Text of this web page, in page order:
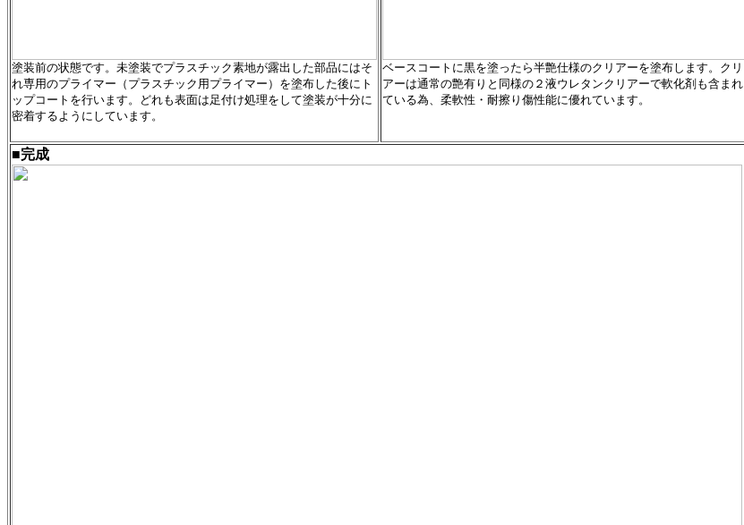
塗装前の状態です。未塗装でプラスチック素地が露出した部品にはそ
れ専用のプライマー（プラスチック用プライマー）を塗布した後にト
ップコートを行います。どれも表面は足付け処理をして塗装が十分に
密着するようにしています。
ベースコートに黒を塗ったら半艶仕様のクリアーを塗布します。クリ
アーは通常の艶有りと同様の２液ウレタンクリアーで軟化剤も含まれ
ている為、柔軟性・耐擦り傷性能に優れています。
■完成